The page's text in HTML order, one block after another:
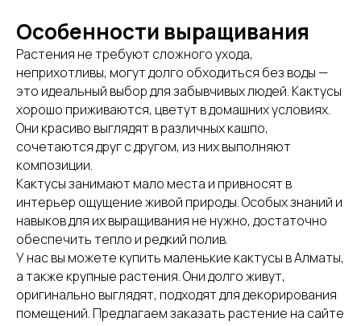
Особенности выращивания
Растения не требуют сложного ухода,
неприхотливы, могут долго обходиться без воды —
это идеальный выбор для забывчивых людей. Кактусы
хорошо приживаются, цветут в домашних условиях.
Они красиво выглядят в различных кашпо,
сочетаются друг с другом, из них выполняют
композиции.
Кактусы занимают мало места и привносят в
интерьер ощущение живой природы. Особых знаний и
навыков для их выращивания не нужно, достаточно
обеспечить тепло и редкий полив.
У нас вы можете купить маленькие кактусы в Алматы,
а также крупные растения. Они долго живут,
оригинально выглядят, подходят для декорирования
помещений. Предлагаем заказать растение на сайте